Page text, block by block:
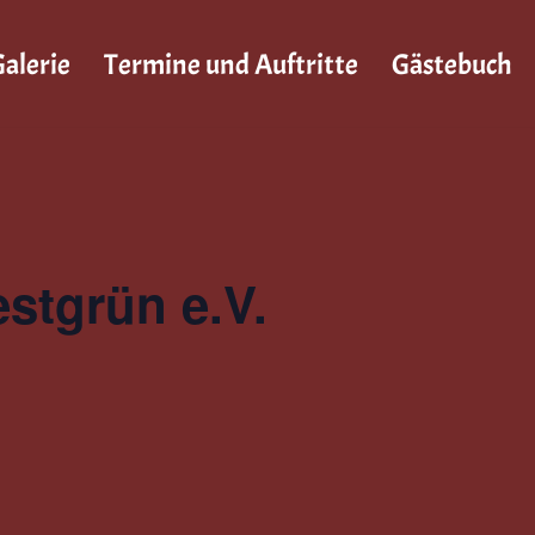
Termine und Auftritte Gästebuch
e.V.